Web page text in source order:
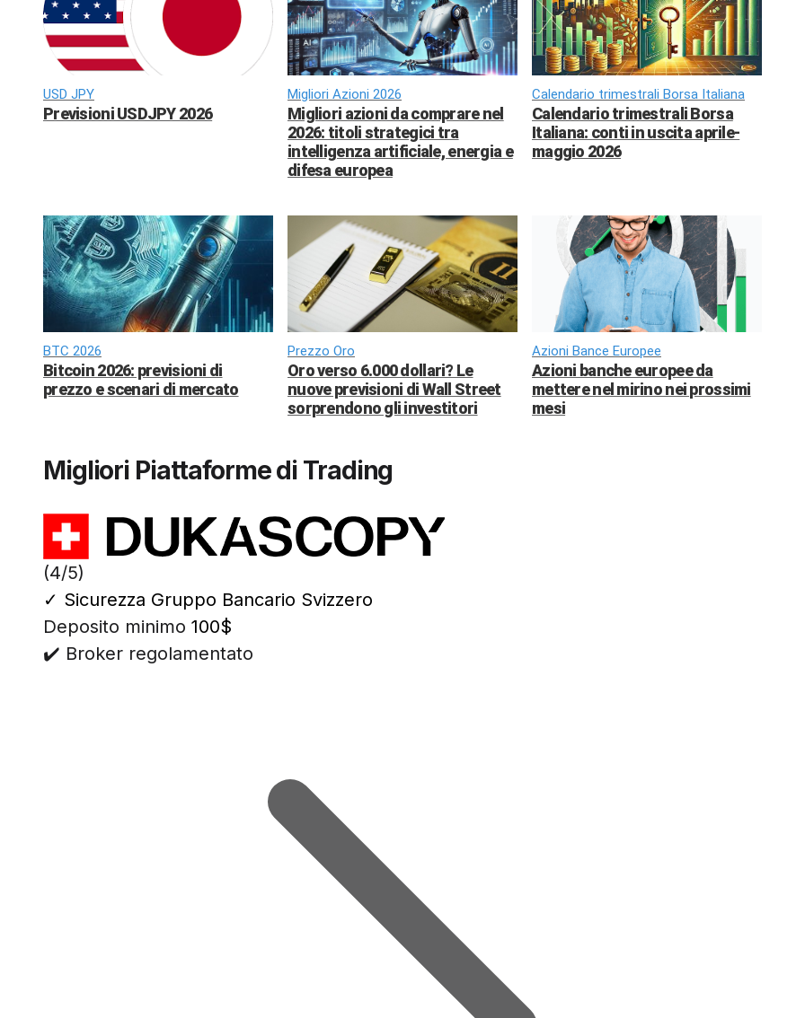
USD JPY
Previsioni USDJPY 2026
Migliori Azioni 2026
Migliori azioni da comprare nel
2026: titoli strategici tra
intelligenza artificiale, energia e
difesa europea
Calendario trimestrali Borsa Italiana
Calendario trimestrali Borsa
Italiana: conti in uscita aprile-
maggio 2026
BTC 2026
Bitcoin 2026: previsioni di
prezzo e scenari di mercato
Prezzo Oro
Oro verso 6.000 dollari? Le
nuove previsioni di Wall Street
sorprendono gli investitori
Azioni Bance Europee
Azioni banche europee da
mettere nel mirino nei prossimi
mesi
Migliori Piattaforme di Trading
(4/5)
✓ Sicurezza Gruppo Bancario Svizzero
Deposito minimo 100$
✔️ Broker regolamentato